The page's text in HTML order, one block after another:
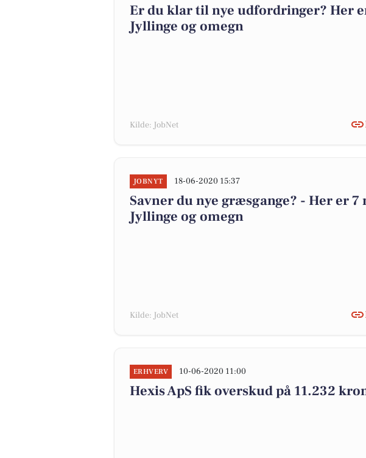
Er du klar til nye udfordringer? Her
Jyllinge og omegn
Kilde: JobNet
JOBNYT 18-06-2020 15:37
Savner du nye græsgange? - Her er
Jyllinge og omegn
Kilde: JobNet
ERHVERV 10-06-2020 11:00
Hexis ApS fik overskud på 11.232